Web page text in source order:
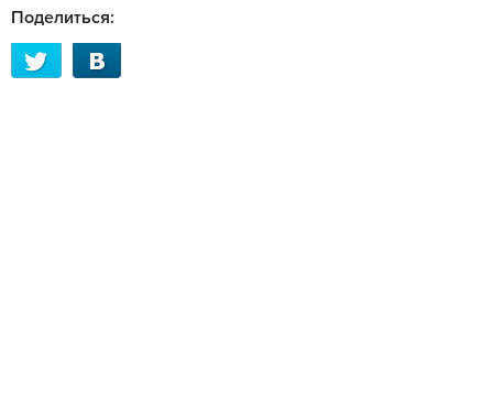
Поделиться: